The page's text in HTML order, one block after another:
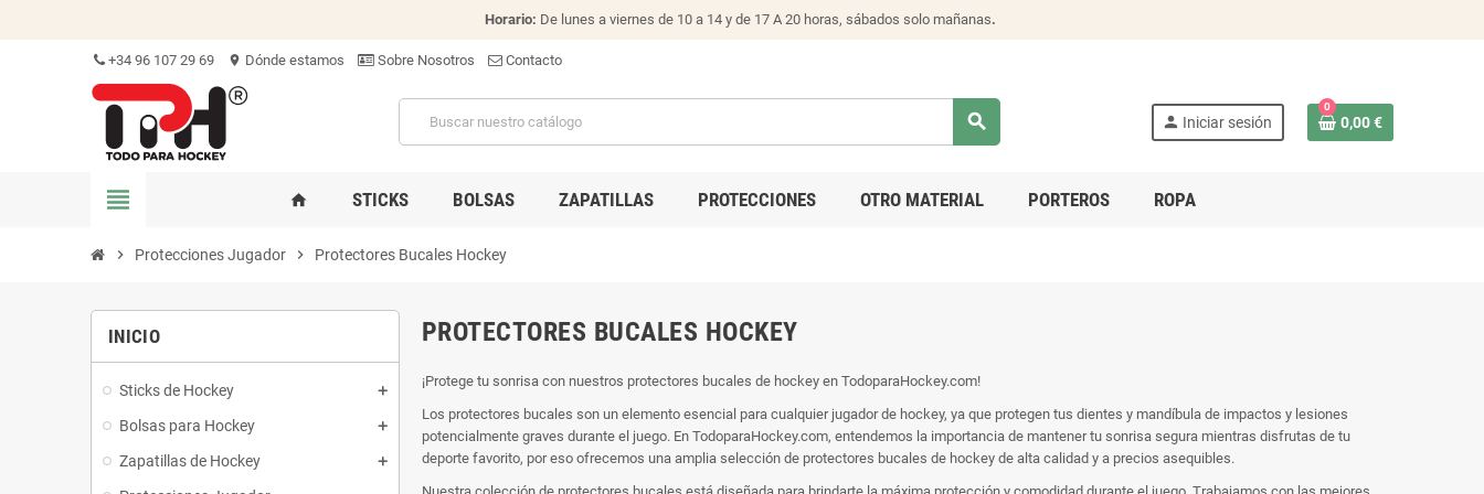
Horario: De lunes a viernes de 10 a 14 y de 17 A 20 horas, sábados solo mañanas.
+34 96 107 29 69 location_on Dónde estamos Sobre Nosotros Contacto
search person Iniciar sesión
0
0,00 €
view_headline home STICKS BOLSAS ZAPATILLAS PROTECCIONES OTRO MATERIAL PORTEROS ROPA
chevron_right Protecciones Jugador chevron_right Protectores Bucales Hockey
INICIO
Sticks de Hockey
Bolsas para Hockey
Zapatillas de Hockey
PROTECTORES BUCALES HOCKEY
¡Protege tu sonrisa con nuestros protectores bucales de hockey en TodoparaHockey.com!
Los protectores bucales son un elemento esencial para cualquier jugador de hockey, ya que protegen tus dientes y mandíbula de impactos y lesiones
potencialmente graves durante el juego. En TodoparaHockey.com, entendemos la importancia de mantener tu sonrisa segura mientras disfrutas de tu
deporte favorito, por eso ofrecemos una amplia selección de protectores bucales de hockey de alta calidad y a precios asequibles.